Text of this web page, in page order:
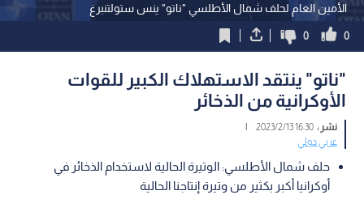
الأمين العام لحلف شمال الأطلسي "ناتو" ينس ستولتنبرغ
0
0
"ناتو" ينتقد الاستهلاك الكبير للقوات
الأوكرانية من الذخائر
نشر :16:30 2023/2/13
|
عربي دولي
حلف شمال الأطلسي: الوتيرة الحالية لاستخدام الذخائر في
أوكرانيا أكبر بكثير من وتيرة إنتاجنا الحالية